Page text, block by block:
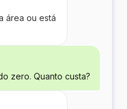
área ou está
zero. Quanto custa?